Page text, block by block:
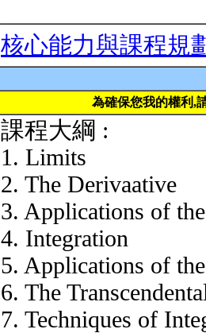
核心能力與課程規
為確保您我的權利,
課程大綱 :
1. Limits
2. The Derivaative
3. Applications of
4. Integration
5. Applications of
6. The
7. Techniques of